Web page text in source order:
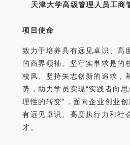
天津大学高级管理人员工商
项目使命
致力于培养具有远见卓识、高
的商界领袖。坚守实事求是的
校风、坚持矢志创新的追求，
势，助力学员实现“实践者向
理性的转变”，面向企业创业
有远见卓识、高度执行力和社
才。